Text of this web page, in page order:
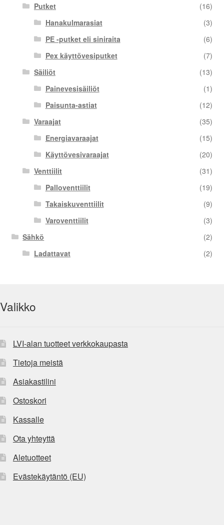
Putket
(16)
Hanakulmarasiat
(3)
PE -putket eli siniraita
(6)
Pex käyttövesiputket
(7)
Säiliöt
(13)
Painevesisäiliöt
(1)
Paisunta-astiat
(12)
Varaajat
(35)
Energiavaraajat
(15)
Käyttövesivaraajat
(20)
Venttiilit
(31)
Palloventtiilit
(19)
Takaiskuventtiilit
(9)
Varoventtiilit
(3)
Sähkö
(2)
Ladattavat
(2)
Valikko
LVI-alan tuotteet verkkokaupasta
Tietoja meistä
Asiakastilini
Ostoskori
Kassalle
Ota yhteyttä
Aletuotteet
Evästekäytäntö (EU)